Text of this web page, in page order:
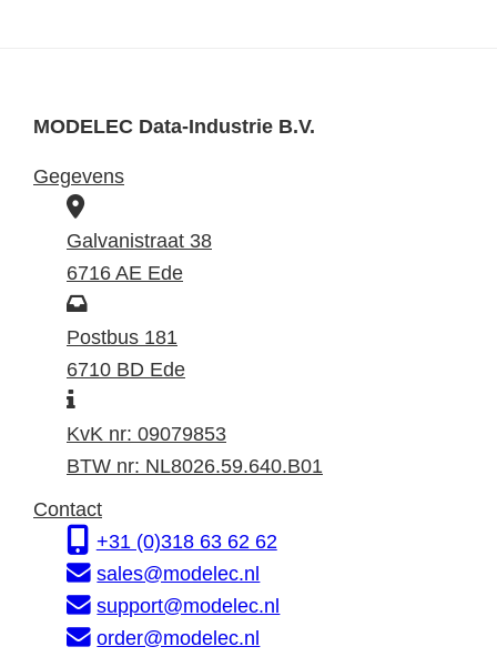
MODELEC Data-Industrie B.V.
Gegevens
B
e
z
o
e
k
d
r
s
Galvanistraat 38
6716 AE Ede
P
o
s
a
d
e
s
Postbus 181
6710 BD Ede
I
n
f
r
m
a
t
KvK nr: 09079853
BTW nr: NL8026.59.640.B01
Contact
+31 (0)318 63 62 62
sales@modelec.nl
support@modelec.nl
order@modelec.nl